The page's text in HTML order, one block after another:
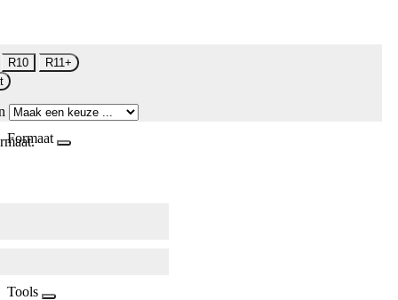
R10
R11+
Formaat
Tools